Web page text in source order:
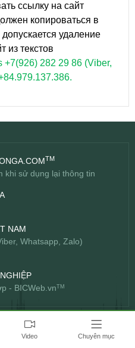
ссылку на сайт
копироваться в
удаление
из текстов
+7(926) 282 29 86 (Viber,
TM
khi sử dụng lại thông tin
NAM
Whatsapp, Zalo)
- BICWeb.vnTM
Video Chuyên mục